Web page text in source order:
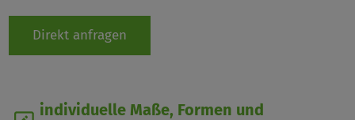
Direkt anfragen
individuelle Maße, Formen und